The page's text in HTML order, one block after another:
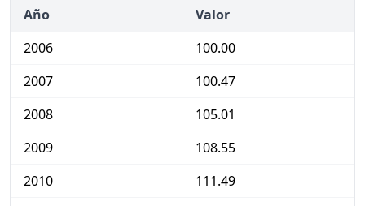
Año
Valor
2006
100.00
2007
100.47
2008
105.01
2009
108.55
2010
111.49